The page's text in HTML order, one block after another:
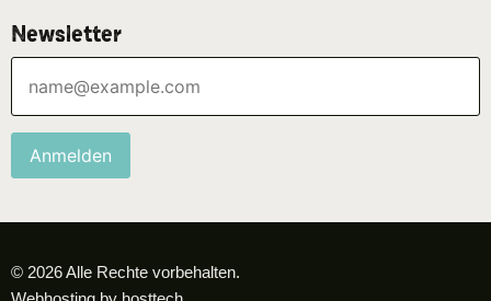
Newsletter
Anmelden
© 2026 Alle Rechte vorbehalten.